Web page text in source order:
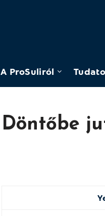
A ProSuliról
Döntőbe